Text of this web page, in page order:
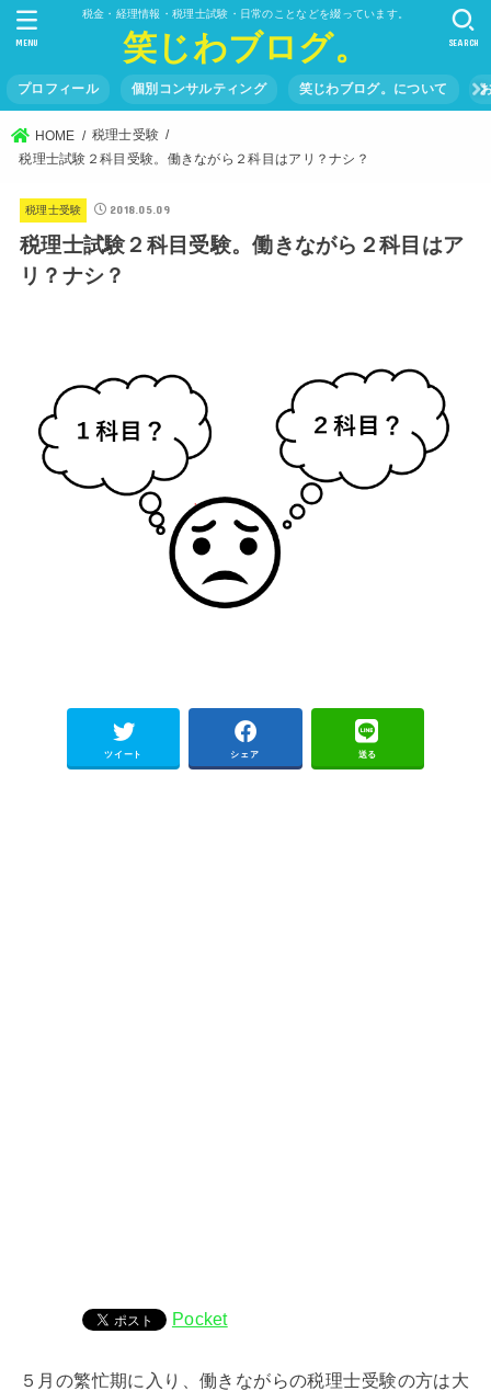
税金・経理情報・税理士試験・日常のことなどを綴っています。
笑じわブログ。
プロフィール 個別コンサルティング 笑じわブログ。について
SEARCH
MENU
HOME
税理士受験
税理士試験２科目受験。働きながら２科目はアリ？ナシ？
税理士受験 2018.05.09
税理士試験２科目受験。働きながら２科目はア
リ？ナシ？
ツイート シェア 送る
Pocket
５月の繁忙期に入り、働きながらの税理士受験の方は大